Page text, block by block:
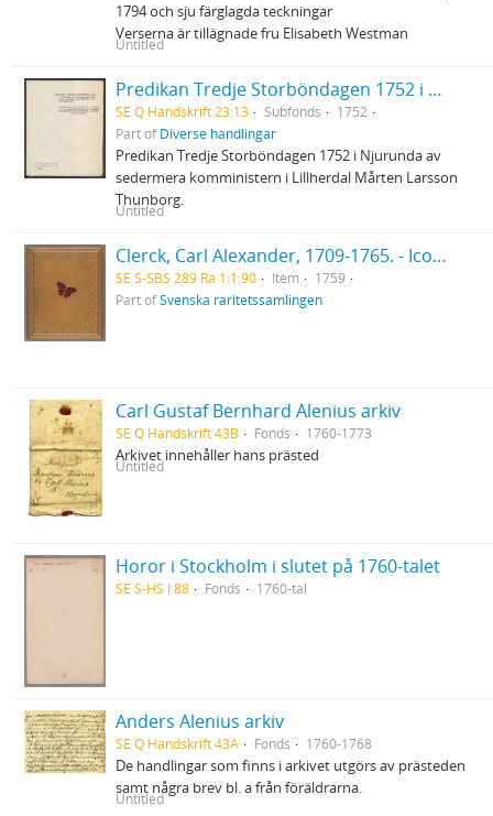
1794 och sju färglagda teckningar
Verserna är tillägnade fru Elisabeth Westman
Untitled
Predikan Tredje Storböndagen 1752 i Njurunda
SE Q Handskrift 23:13 Subfonds
1752
Part ofDiverse handlingar
Predikan Tredje Storböndagen 1752 i Njurunda av
sedermera komministern i Lillherdal Mårten Larsson
Thunborg.
Untitled
Clerck, Carl Alexander, 1709-1765. - Icones insectorum rariorum. (Pl.titelbl.) Stockholm. 1-2. 1759-65. [Del 1], Caroli Clerck reg: soc: scient: Upsal: membr: Icones insectorum rariorum cum nominibus eorum trivialibus, locisqve e C: Linnæi ... Syst: nat: allegatis Holmiæ 1759.. - 1759
SE S-SBS 289 Ra 1:1:90 Item
1759
Part ofSvenska raritetssamlingen
Carl Gustaf Bernhard Alenius arkiv
SE Q Handskrift 43B Fonds 1760-1773
Arkivet innehåller hans prästed
Untitled
Horor i Stockholm i slutet på 1760-talet
SE S-HS I 88 Fonds 1760-tal
Anders Alenius arkiv
SE Q Handskrift 43A Fonds 1760-1768
De handlingar som finns i arkivet utgörs av prästeden
samt några brev bl. a från föräldrarna.
Untitled